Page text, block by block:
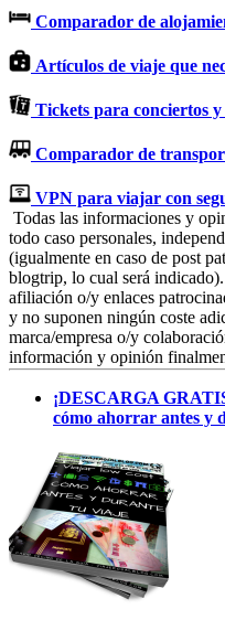
Comparador de
Artículos de viaje que
Tickets para conciertos y
Comparador de
VPN para viajar con
Todas las informaciones y
todo caso personales,
(igualmente en caso de post
blogtrip, lo cual será
afiliación o/y enlaces
y no suponen ningún coste
marca/empresa o/y
información y opinión
¡DESCARGA
cómo ahorrar antes y